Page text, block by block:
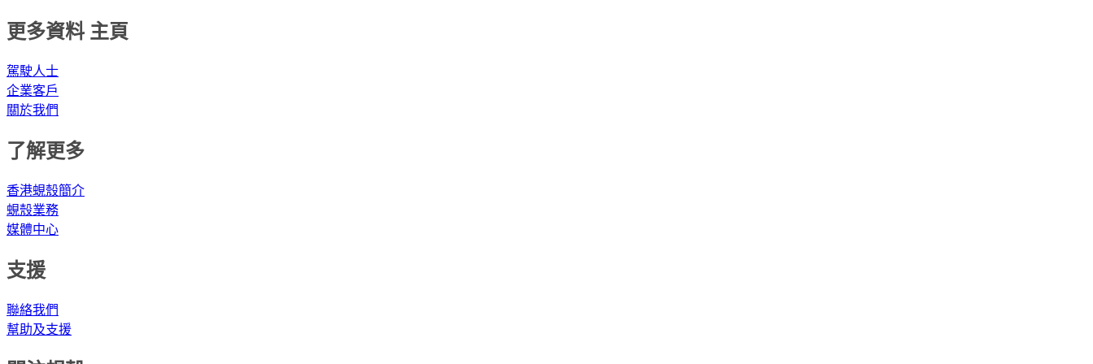
更多資料 主頁
駕駛人士
企業客戶
關於我們
了解更多
香港蜆殼簡介
蜆殼業務
媒體中心
支援
聯絡我們
幫助及支援